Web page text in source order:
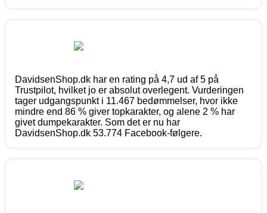
DavidsenShop.dk har en rating på 4,7 ud af 5 på
Trustpilot, hvilket jo er absolut overlegent. Vurderingen
tager udgangspunkt i 11.467 bedømmelser, hvor ikke
mindre end 86 % giver topkarakter, og alene 2 % har
givet dumpekarakter. Som det er nu har
DavidsenShop.dk 53.774 Facebook-følgere.